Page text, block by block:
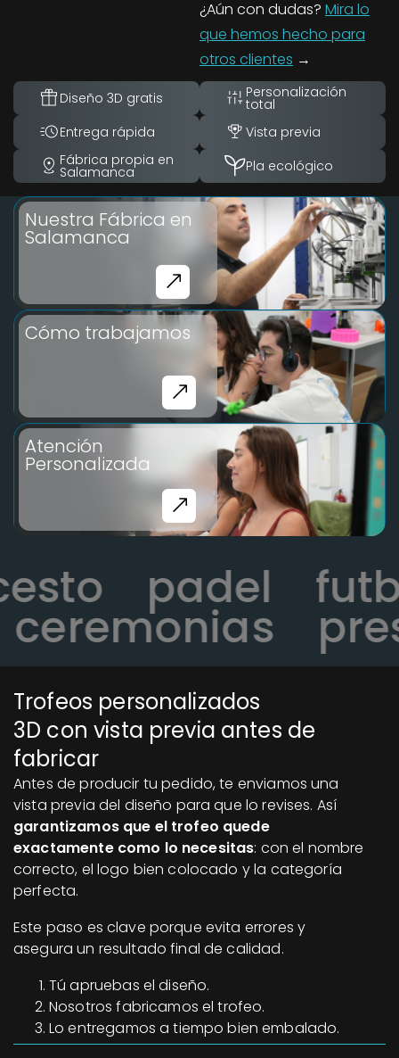
¿Aún con dudas? Mira lo
que hemos hecho para
otros clientes →
Diseño 3D gratis Personalización
total
Entrega rápida
Vista previa
Fábrica propia en
Salamanca Pla ecológico
Nuestra Fábrica en
Salamanca
Cómo trabajamos
Atención
Personalizada
padel
Trofeos personalizados
3D con vista previa antes de
fabricar
Antes de producir tu pedido, te enviamos una
vista previa del diseño para que lo revises. Así
garantizamos que el trofeo quede
exactamente como lo necesitas: con el nombre
correcto, el logo bien colocado y la categoría
perfecta.
Este paso es clave porque evita errores y
asegura un resultado final de calidad.
Tú apruebas el diseño.
Nosotros fabricamos el trofeo.
Lo entregamos a tiempo bien embalado.